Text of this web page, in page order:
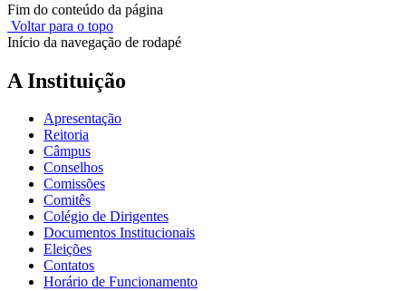
Fim do conteúdo da página
Voltar para o topo
Início da navegação de rodapé
A Instituição
Apresentação
Reitoria
Câmpus
Conselhos
Comissões
Comitês
Colégio de Dirigentes
Documentos Institucionais
Eleições
Contatos
Horário de Funcionamento